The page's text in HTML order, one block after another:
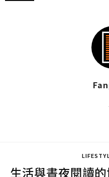
生活與晝夜閱讀